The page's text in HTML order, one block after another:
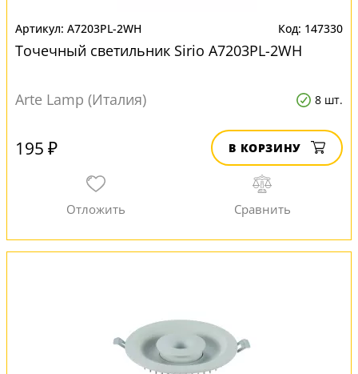
A7203PL-2WH 147330
Точечный светильник Sirio A7203PL-2WH
Arte Lamp (Италия) 8 шт.
195 ₽ В КОРЗИНУ